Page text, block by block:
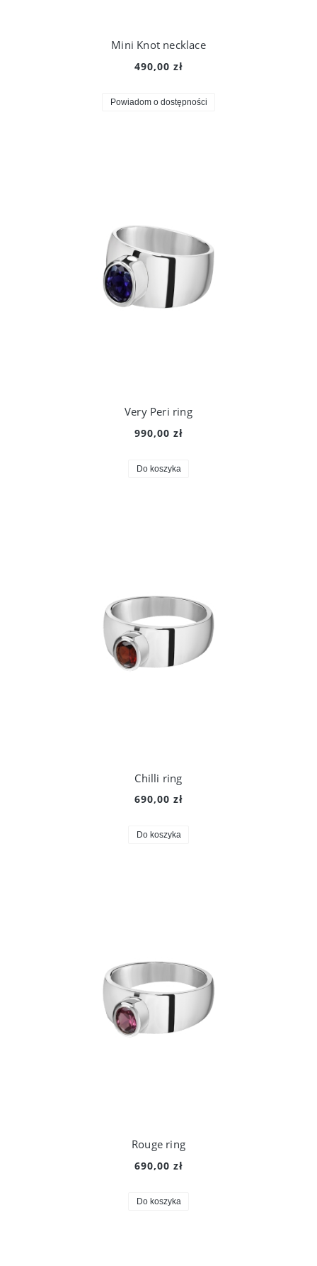
Mini Knot necklace
490,00 zł
Powiadom o dostępności
Very Peri ring
990,00 zł
Do koszyka
Chilli ring
690,00 zł
Do koszyka
Rouge ring
690,00 zł
Do koszyka